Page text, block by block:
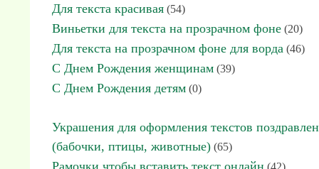
Для текста красивая (54)
Виньетки для текста на прозрачном фоне (20)
Для текста на прозрачном фоне для ворда (46)
С Днем Рождения женщинам (39)
С Днем Рождения детям (0)
Украшения для оформления текстов
(бабочки, птицы, животные) (65)
Рамочки чтобы вставить текст онлайн (42)